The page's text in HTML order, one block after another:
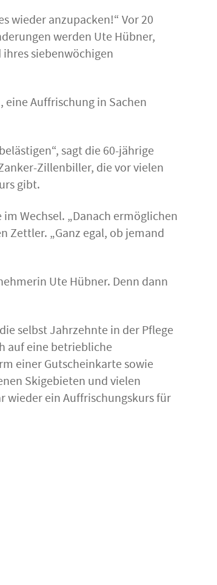
wieder anzupacken!“ Vor 20
werden Ute Hübner,
siebenwöchigen
Auffrischung in Sachen
sagt die 60-jährige
Zillenbiller, die vor vielen
gibt.
Wechsel. „Danach ermöglichen
„Ganz egal, ob jemand
Ute Hübner. Denn dann
selbst Jahrzehnte in der Pflege
auf eine betriebliche
einer Gutscheinkarte sowie
Skigebieten und vielen
wieder ein Auffrischungskurs für